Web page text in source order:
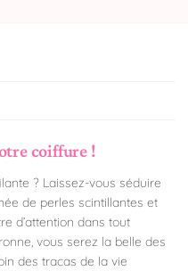
coiffure !
? Laissez-vous séduire
de perles scintillantes et
d’attention dans tout
vous serez la belle des
des tracas de la vie